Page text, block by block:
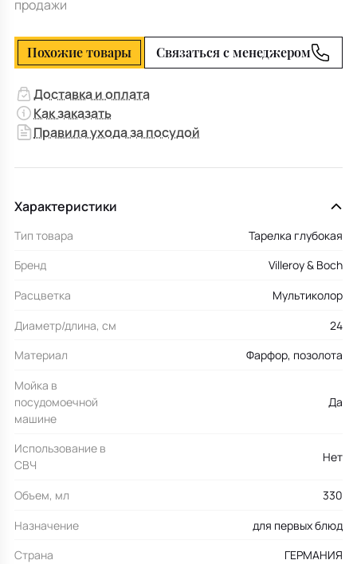
продажи
Похожие товары Связаться с менеджером
Доставка и оплата
Как заказать
Правила ухода за посудой
Характеристики
Тип товара
Тарелка глубокая
Бренд
Villeroy & Boch
Расцветка
Мультиколор
Диаметр/длина, см
24
Материал
Фарфор, позолота
Мойка в
посудомоечной
машине
Да
Использование в
СВЧ
Нет
Объем, мл
330
Назначение
для первых блюд
Страна
ГЕРМАНИЯ